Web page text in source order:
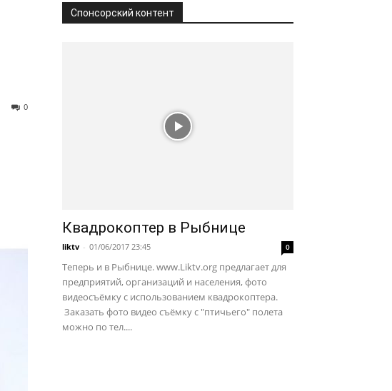
0
Спонсорский контент
Квадрокоптер в Рыбнице
liktv - 01/06/2017 23:45 0
Теперь и в Рыбнице. www.Liktv.org предлагает для
предприятий, организаций и населения, фото
видеосъёмку с использованием квадрокоптера.
Заказать фото видео съёмку с "птичьего" полета
можно по тел....